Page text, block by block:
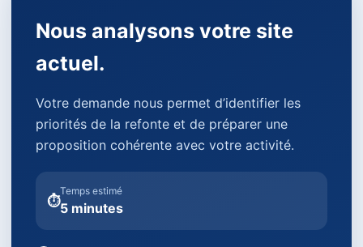
Nous analysons votre site
actuel.
Votre demande nous permet d’identifier les
priorités de la refonte et de préparer une
proposition cohérente avec votre activité.
⏱
Temps estimé
5 minutes